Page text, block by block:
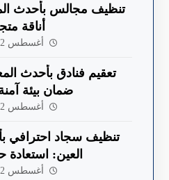
تنظيف مجالس بأحدث
أناقة
أغسطس 2, 2026
تعقيم فنادق بأحدث
ضمان بيئة
أغسطس 2, 2026
تنظيف سجاد احترافي
العين: استعادة
أغسطس 2, 2026